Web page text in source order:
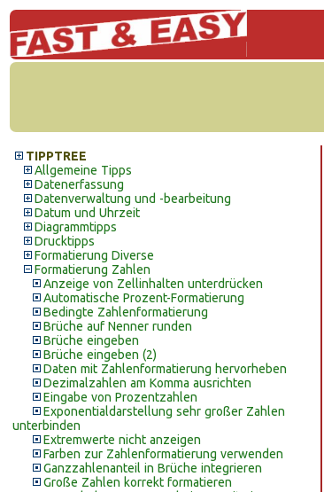
TIPPTREE
Allgemeine Tipps
Datenerfassung
Datenverwaltung und -bearbeitung
Datum und Uhrzeit
Diagrammtipps
Drucktipps
Formatierung Diverse
Formatierung Zahlen
Anzeige von Zellinhalten unterdrücken
Automatische Prozent-Formatierung
Bedingte Zahlenformatierung
Brüche auf Nenner runden
Brüche eingeben
Brüche eingeben (2)
Daten mit Zahlenformatierung hervorheben
Dezimalzahlen am Komma ausrichten
Eingabe von Prozentzahlen
Exponentialdarstellung sehr großer Zahlen
unterbinden
Extremwerte nicht anzeigen
Farben zur Zahlenformatierung verwenden
Ganzzahlenanteil in Brüche integrieren
Große Zahlen korrekt formatieren